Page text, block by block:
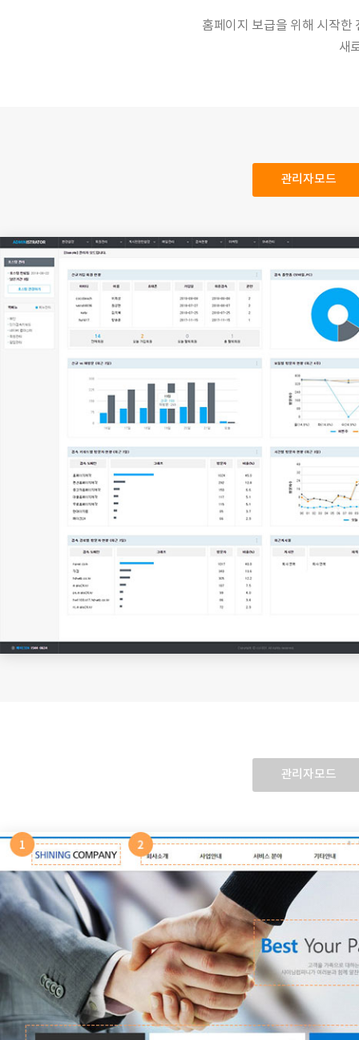
홈페이지 보급을 위해 시작한
새
관리자모드
관리자모드